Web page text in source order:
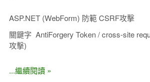
ASP.NET (WebForm) 防範 CSRF攻擊
關鍵字 AntiForgery Token / cross-site
攻擊)
...繼續閱讀 »